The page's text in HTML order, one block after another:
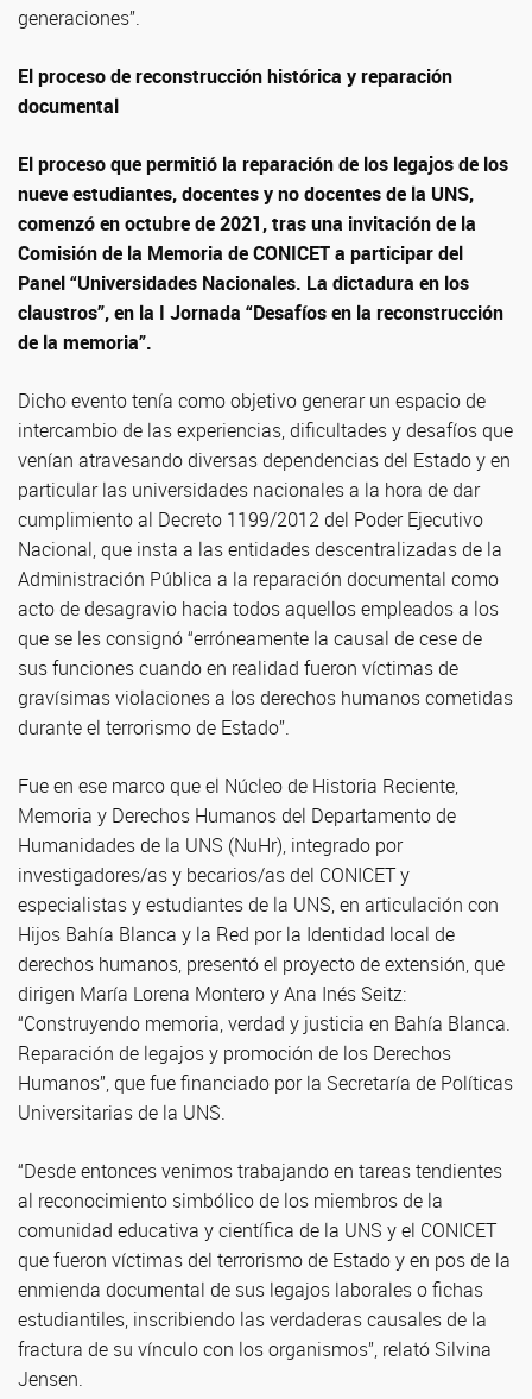
generaciones”.
El proceso de reconstrucción histórica y reparación
documental
El proceso que permitió la reparación de los legajos de los
nueve estudiantes, docentes y no docentes de la UNS,
comenzó en octubre de 2021, tras una invitación de la
Comisión de la Memoria de CONICET a participar del
Panel “Universidades Nacionales. La dictadura en los
claustros”, en la I Jornada “Desafíos en la reconstrucción
de la memoria”.
Dicho evento tenía como objetivo generar un espacio de
intercambio de las experiencias, dificultades y desafíos que
venían atravesando diversas dependencias del Estado y en
particular las universidades nacionales a la hora de dar
cumplimiento al Decreto 1199/2012 del Poder Ejecutivo
Nacional, que insta a las entidades descentralizadas de la
Administración Pública a la reparación documental como
acto de desagravio hacia todos aquellos empleados a los
que se les consignó “erróneamente la causal de cese de
sus funciones cuando en realidad fueron víctimas de
gravísimas violaciones a los derechos humanos cometidas
durante el terrorismo de Estado”.
Fue en ese marco que el Núcleo de Historia Reciente,
Memoria y Derechos Humanos del Departamento de
Humanidades de la UNS (NuHr), integrado por
investigadores/as y becarios/as del CONICET y
especialistas y estudiantes de la UNS, en articulación con
Hijos Bahía Blanca y la Red por la Identidad local de
derechos humanos, presentó el proyecto de extensión, que
dirigen María Lorena Montero y Ana Inés Seitz:
“Construyendo memoria, verdad y justicia en Bahía Blanca.
Reparación de legajos y promoción de los Derechos
Humanos”, que fue financiado por la Secretaría de Políticas
Universitarias de la UNS.
“Desde entonces venimos trabajando en tareas tendientes
al reconocimiento simbólico de los miembros de la
comunidad educativa y científica de la UNS y el CONICET
que fueron víctimas del terrorismo de Estado y en pos de la
enmienda documental de sus legajos laborales o fichas
estudiantiles, inscribiendo las verdaderas causales de la
fractura de su vínculo con los organismos”, relató Silvina
Jensen.